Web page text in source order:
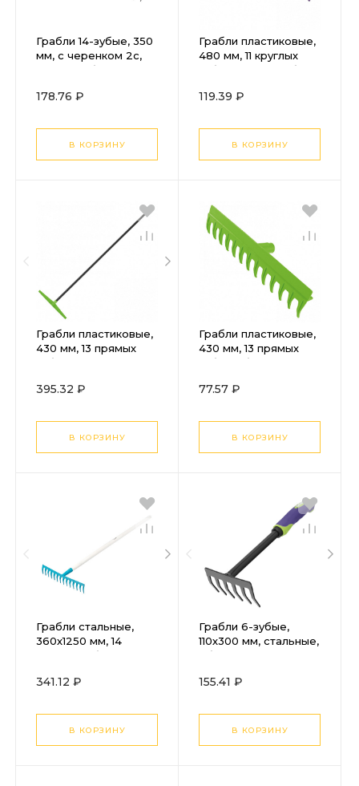
Грабли 14-зубые, 350
мм, с черенком 2с,
витые, Сибртех
178.76 ₽
В КОРЗИНУ
Грабли пластиковые,
480 мм, 11 круглых
зубьев, сенные, без
119.39 ₽
В КОРЗИНУ
Грабли пластиковые,
430 мм, 13 прямых
зубьев,
черенок, Сибртех
395.32 ₽
В КОРЗИНУ
Грабли пластиковые,
430 мм, 13 прямых
зубьев, без черенка,
77.57 ₽
В КОРЗИНУ
Грабли стальные,
360х1250 мм, 14
прямых зубьев,
лакированный
Palisad
341.12 ₽
В КОРЗИНУ
Грабли 6-зубые,
110х300 мм, стальные,
обрезиненная
рукоятка, LSR1,
155.41 ₽
В КОРЗИНУ